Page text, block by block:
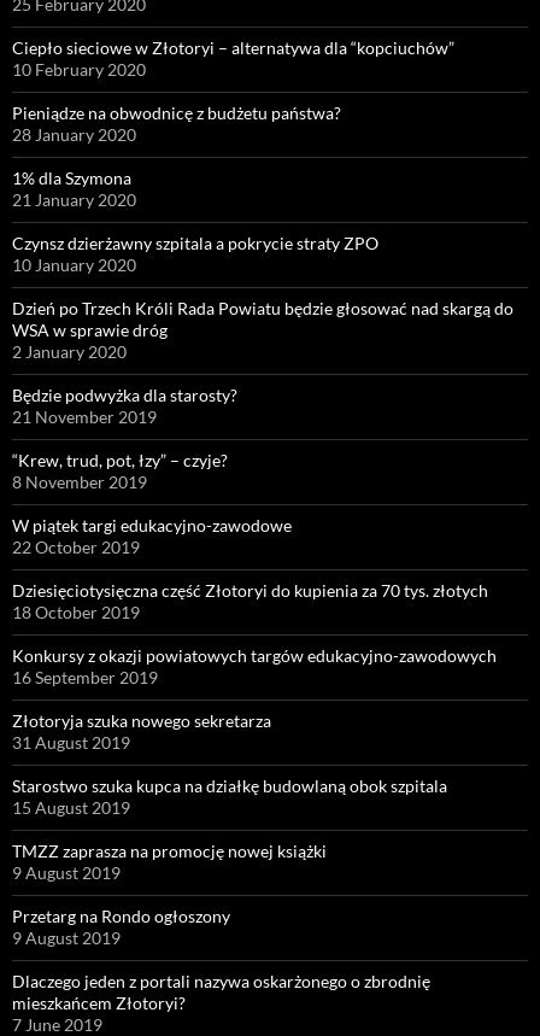
Ciepło sieciowe w Złotoryi – alternatywa dla “kopciuchów”
10 February 2020
Pieniądze na obwodnicę z budżetu państwa?
28 January 2020
1% dla Szymona
21 January 2020
Czynsz dzierżawny szpitala a pokrycie straty ZPO
10 January 2020
Dzień po Trzech Króli Rada Powiatu będzie głosować nad skargą do
WSA w sprawie dróg
2 January 2020
Będzie podwyżka dla starosty?
21 November 2019
“Krew, trud, pot, łzy” – czyje?
8 November 2019
W piątek targi edukacyjno-zawodowe
22 October 2019
Dziesięciotysięczna część Złotoryi do kupienia za 70 tys. złotych
18 October 2019
Konkursy z okazji powiatowych targów edukacyjno-zawodowych
16 September 2019
Złotoryja szuka nowego sekretarza
31 August 2019
Starostwo szuka kupca na działkę budowlaną obok szpitala
15 August 2019
TMZZ zaprasza na promocję nowej książki
9 August 2019
Przetarg na Rondo ogłoszony
9 August 2019
Dlaczego jeden z portali nazywa oskarżonego o zbrodnię
mieszkańcem Złotoryi?
7 June 2019